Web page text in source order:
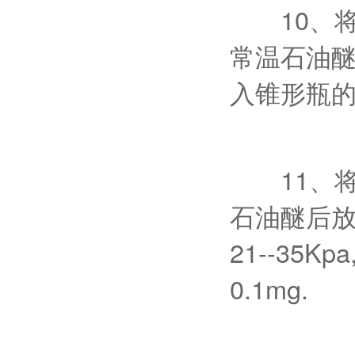
10、将
常温石油
入锥形瓶
11、将
石油醚后
21--
0.1mg.